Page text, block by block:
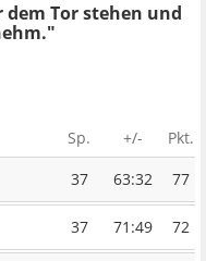
Tor stehen und
Sp. +/-
Pkt.
37 63:32 77
37 71:49 72